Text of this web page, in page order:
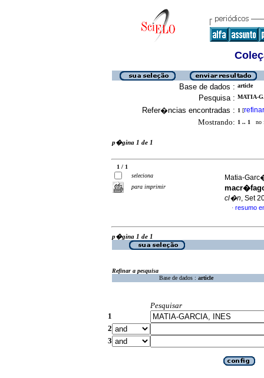
Base de dados : article
Pesquisa : MATIA-
Refer�ncias encontradas : 1 [refinar
Mostrando: 1 .. 1 no
p�gina 1 de 1
1 / 1
seleciona
para imprimir
Matia-
cl�n, Set
· resumo
p�gina 1 de 1
Refinar a pesquisa
Base de dados : article
Pesquisar
1
2
3